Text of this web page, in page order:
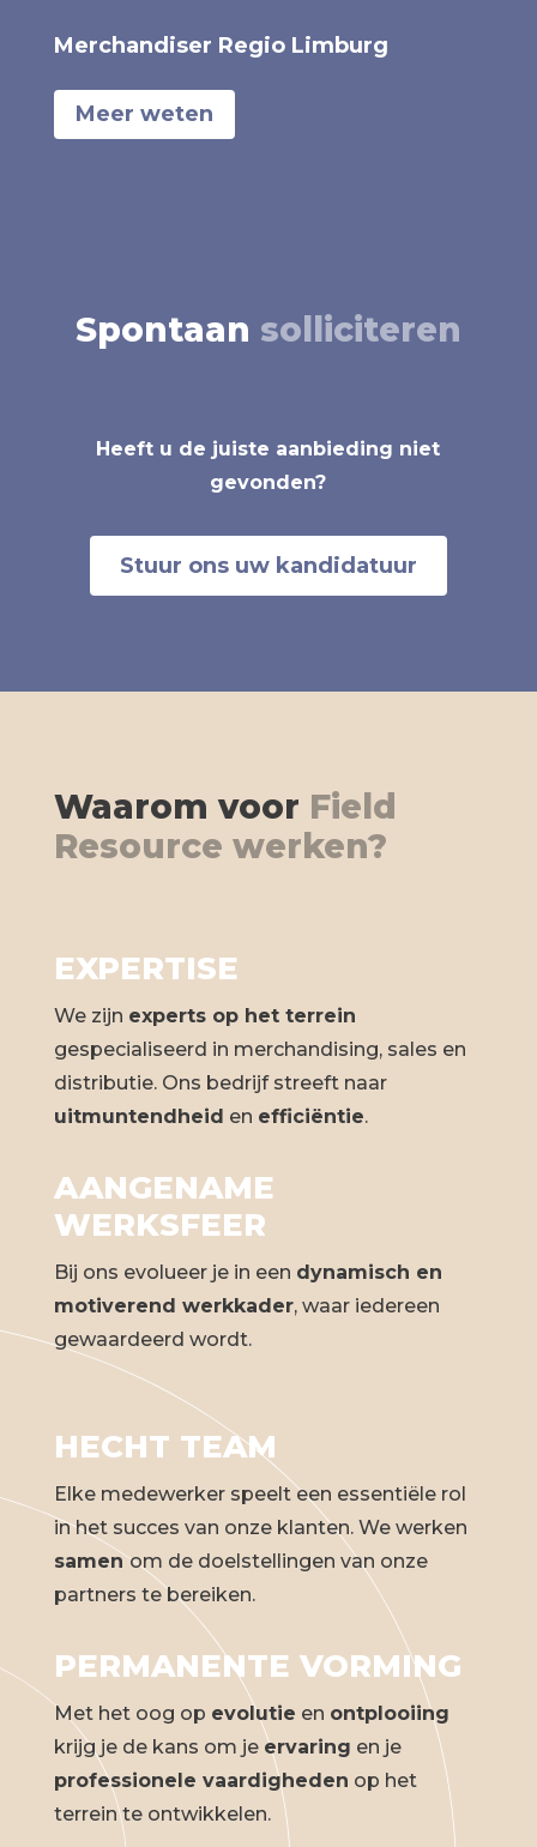
Merchandiser Regio Limburg
Meer weten
Spontaan solliciteren
Heeft u de juiste aanbieding niet
gevonden?
Stuur ons uw kandidatuur
Waarom voor Field
Resource werken?
EXPERTISE
We zijn experts op het terrein
gespecialiseerd in merchandising, sales en
distributie. Ons bedrijf streeft naar
uitmuntendheid en efficiëntie.
AANGENAME
WERKSFEER
Bij ons evolueer je in een dynamisch en
motiverend werkkader, waar iedereen
gewaardeerd wordt.
HECHT TEAM
Elke medewerker speelt een essentiële rol
in het succes van onze klanten. We werken
samenom de doelstellingen van onze
partners te bereiken.
PERMANENTE VORMING
Met het oog op evolutie en ontplooiing
krijg je de kans om je ervaring en je
professionele vaardigheden op het
terrein te ontwikkelen.